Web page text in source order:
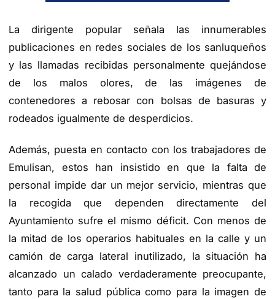
La dirigente popular señala las innumerables
publicaciones en redes sociales de los sanluqueños
y las llamadas recibidas personalmente quejándose
de los malos olores, de las imágenes de
contenedores a rebosar con bolsas de basuras y
rodeados igualmente de desperdicios.
Además, puesta en contacto con los trabajadores de
Emulisan, estos han insistido en que la falta de
personal impide dar un mejor servicio, mientras que
la recogida que dependen directamente del
Ayuntamiento sufre el mismo déficit. Con menos de
la mitad de los operarios habituales en la calle y un
camión de carga lateral inutilizado, la situación ha
alcanzado un calado verdaderamente preocupante,
tanto para la salud pública como para la imagen de